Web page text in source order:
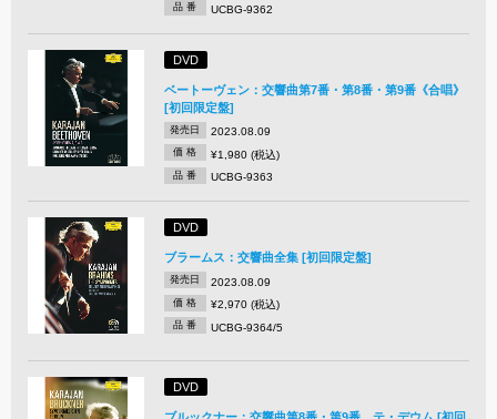
品 番 UCBG-9362
DVD
ベートーヴェン：交響曲第7番・第8番・第9番《合唱》
[初回限定盤]
発売日 2023.08.09
価 格 ¥1,980 (税込)
品 番 UCBG-9363
DVD
ブラームス：交響曲全集 [初回限定盤]
発売日 2023.08.09
価 格 ¥2,970 (税込)
品 番 UCBG-9364/5
DVD